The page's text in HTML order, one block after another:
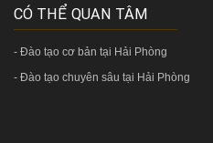
CÓ THỂ QUAN TÂM
- Đào tạo cơ bản tại Hải Phòng
- Đào tạo chuyên sâu tại Hải Phòng